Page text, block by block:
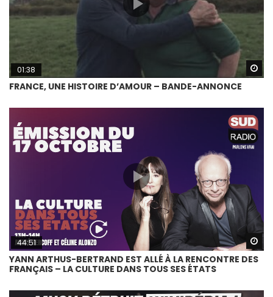
01:38
FRANCE, UNE HISTOIRE D’AMOUR – BANDE-ANNONCE
44:51
YANN ARTHUS-BERTRAND EST ALLÉ À LA RENCONTRE DES
FRANÇAIS – LA CULTURE DANS TOUS SES ÉTATS